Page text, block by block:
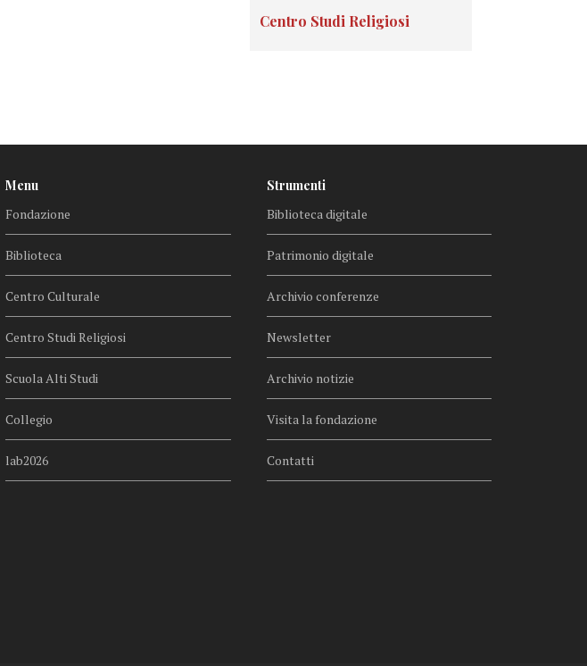
Centro Studi Religiosi
Menu
Fondazione
Biblioteca
Centro Culturale
Centro Studi Religiosi
Scuola Alti Studi
Collegio
lab2026
Strumenti
Biblioteca digitale
Patrimonio digitale
Archivio conferenze
Newsletter
Archivio notizie
Visita la fondazione
Contatti